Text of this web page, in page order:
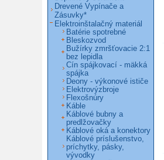
Drevené Vypínače a
Zásuvky*
Elektroinštalačný materiál
Batérie spotrebné
Bleskozvod
Bužírky zmršťovacie 2:1
bez lepidla
Cín spájkovací - mäkká
spájka
Deony - výkonové ističe
Elektrovýzbroje
Flexošnúry
Káble
Káblové bubny a
predlžovačky
Káblové oká a konektory
Káblové príslušenstvo,
príchytky, pásky,
vývodky